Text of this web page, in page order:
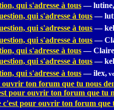
qui s'adresse à tous — lutine,
qui s'adresse à tous —
qui s'adresse à tous —
qui s'adresse à tous —
qui s'adresse à tous —
qui s'adresse à tous —
qui s'adresse à tous — ilex,
ton forum que tu nous
pour ouvrir ton forum que tu
c'est pour ouvrir ton forum que